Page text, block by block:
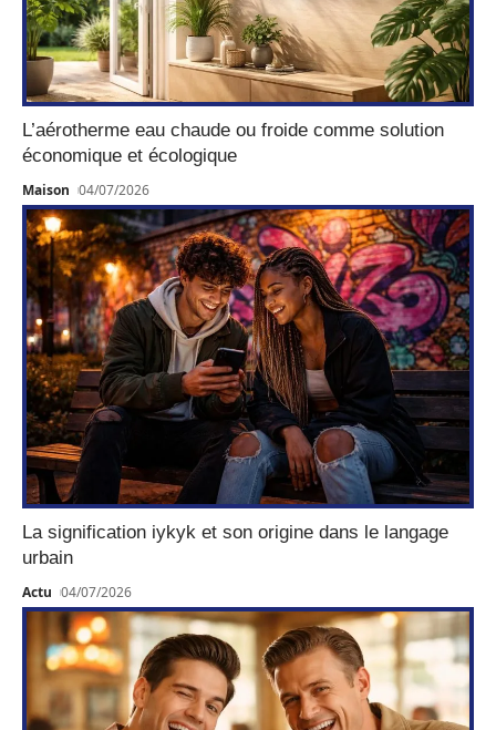
L’aérotherme eau chaude ou froide comme solution
économique et écologique
Maison 04/07/2026
La signification iykyk et son origine dans le langage
urbain
Actu 04/07/2026